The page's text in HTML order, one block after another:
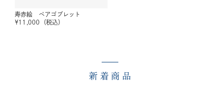
寿赤絵 ペアゴブレット
¥11,000 （税込）
新着商品